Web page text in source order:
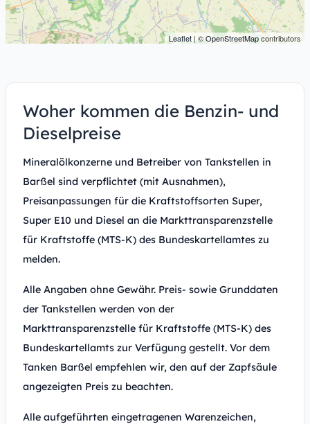
Leaflet | ©OpenStreetMapcontributors
Woher kommen die Benzin- und
Dieselpreise
Mineralölkonzerne und Betreiber von Tankstellen in
Barßel sind verpflichtet (mit Ausnahmen),
Preisanpassungen für die Kraftstoffsorten Super,
Super E10 und Diesel an die Markttransparenzstelle
für Kraftstoffe (MTS-K) des Bundeskartellamtes zu
melden.
Alle Angaben ohne Gewähr. Preis- sowie Grunddaten
der Tankstellen werden von der
Markttransparenzstelle für Kraftstoffe (MTS-K) des
Bundeskartellamts zur Verfügung gestellt. Vor dem
Tanken Barßel empfehlen wir, den auf der Zapfsäule
angezeigten Preis zu beachten.
Alle aufgeführten eingetragenen Warenzeichen,